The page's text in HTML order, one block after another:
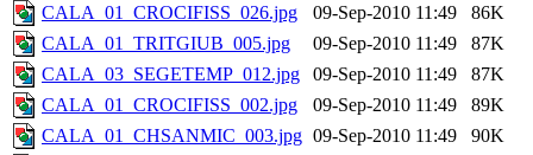
CALA_01_CROCIFISS_026.jpg
09-Sep-2010 11:49
86K
CALA_01_TRITGIUB_005.jpg
09-Sep-2010 11:49
87K
CALA_03_SEGETEMP_012.jpg
09-Sep-2010 11:49
87K
CALA_01_CROCIFISS_002.jpg
09-Sep-2010 11:49
89K
CALA_01_CHSANMIC_003.jpg 09-Sep-2010 11:49
90K